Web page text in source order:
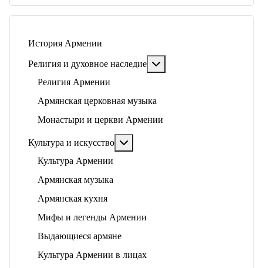
История Армении
Религия и духовное наследие
Религия Армении
Армянская церковная музыка
Монастыри и церкви Армении
Культура и искусство
Культура Армении
Армянская музыка
Армянская кухня
Мифы и легенды Армении
Выдающиеся армяне
Культура Армении в лицах